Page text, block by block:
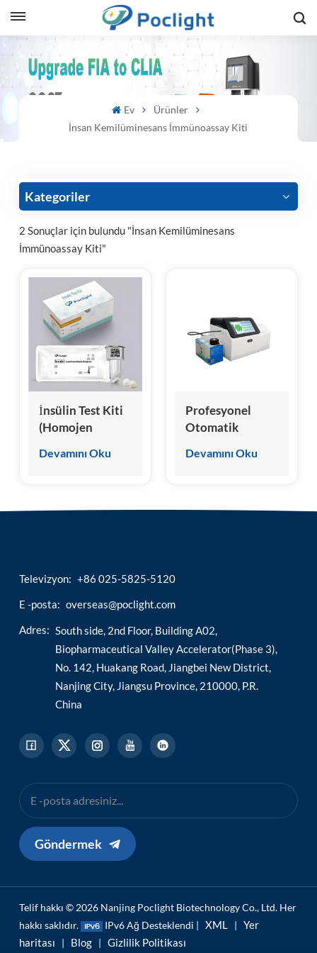
Ev
Ürünler
İnsan Kemilüminesans İmmünoassay Kiti
Kategoriler
2 Sonuçlar için bulundu "İnsan Kemilüminesans
İmmünoassay Kiti"
İnsülin Test Kiti
(Homojen
İmmünoassay)
Devamını Oku
Profesyonel
Otomatik
İmmünoassay
Devamını Oku
Televizyon: +86 025-5825-5120
E -posta: overseas@poclight.com
Adres: South side, 2nd Floor, Building A02,
Biopharmaceutical Valley Accelerator(Phase 3),
No. 142, Huakang Road, Jiangbei New District,
Nanjing City, Jiangsu Province, 210000, P.R.
China
Göndermek
Telif hakkı © 2026 Nanjing Poclight Biotechnology Co., Ltd. Her
hakkı saklıdır.
IPv6 Ağ Desteklendi | XML | Yer
haritası
| Blog | Gizlilik Politikası